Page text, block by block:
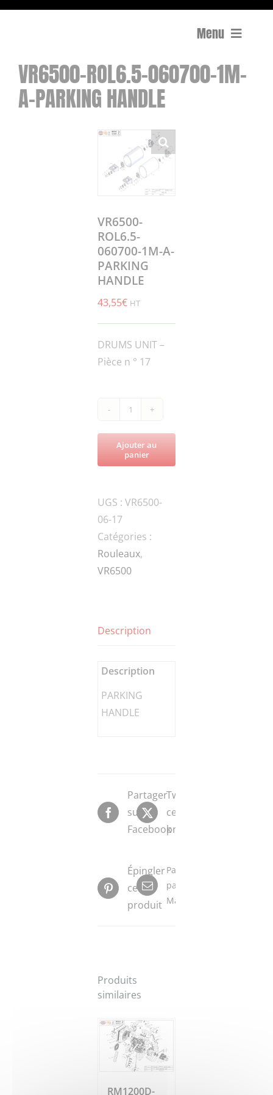
Menu
Compactage
Équipements de chantier
VR6500-ROL6.5-060700-1M-
A-PARKING HANDLE
VR6500-
ROL6.5-
060700-1M-A-
PARKING
HANDLE
43,55€ HT
DRUMS UNIT –
Pièce n ° 17
quantité
de
VR6500-
ROL6.5-
1M-
PARKING
HANDLE
Ajouter au
panier
UGS : VR6500-
06-17
Catégories :
Rouleaux,
VR6500
Description
Description
PARKING
HANDLE
Partager
sur
Facebook
Tweeter
ce
produit
Épingler
ce
produit
Partager
par
Mail
Produits
similaires
RM1200D-